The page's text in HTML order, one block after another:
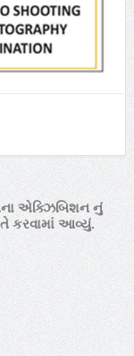
એક્ઝિબિશન નું
કરવામાં આવ્યું.